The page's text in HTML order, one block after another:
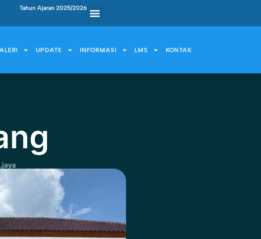
Tahun Ajaran 2025/2026
UPDATE INFORMASI LMS KONTAK